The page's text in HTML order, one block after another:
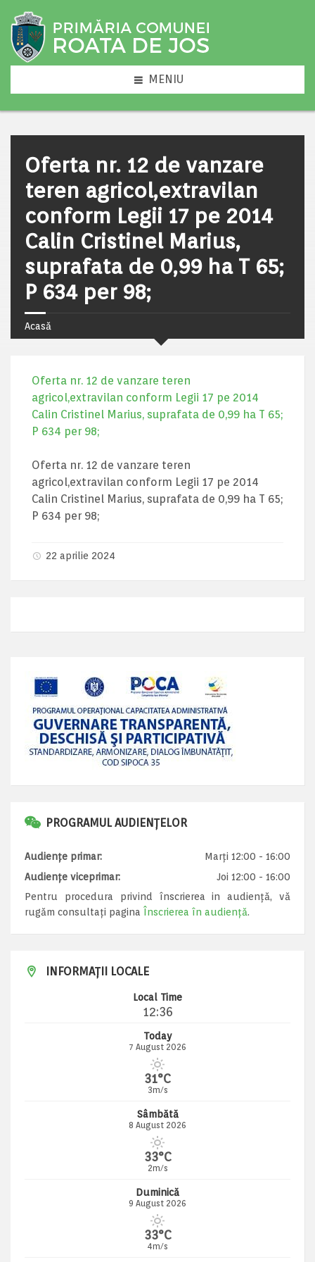
MENIU
Oferta nr. 12 de vanzare
teren agricol,extravilan
conform Legii 17 pe 2014
Calin Cristinel Marius,
suprafata de 0,99 ha T 65;
P 634 per 98;
Acasă
Oferta nr. 12 de vanzare teren
agricol,extravilan conform Legii 17 pe 2014
Calin Cristinel Marius, suprafata de 0,99 ha T 65;
P 634 per 98;
Oferta nr. 12 de vanzare teren
agricol,extravilan conform Legii 17 pe 2014
Calin Cristinel Marius, suprafata de 0,99 ha T 65;
P 634 per 98;
22 aprilie 2024
PROGRAMUL AUDIENȚELOR
Audiențe primar:
Marți 12:00 - 16:00
Audiențe viceprimar:
Joi 12:00 - 16:00
Pentru procedura privind înscrierea in audiență, vă
rugăm consultați pagina Înscrierea în audiență.
INFORMAȚII LOCALE
Local Time
12:36
Today
7 August 2026
31°C
3m/s
Sâmbătă
8 August 2026
33°C
2m/s
Duminică
9 August 2026
33°C
4m/s